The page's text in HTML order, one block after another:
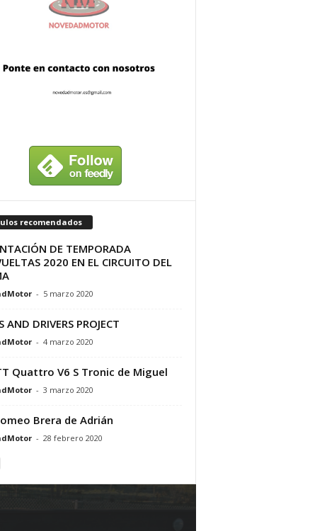
recomendados
DE TEMPORADA
2020 EN EL CIRCUITO DEL
- 5 marzo 2020
AND DRIVERS PROJECT
- 4 marzo 2020
Quattro V6 S Tronic de Miguel
- 3 marzo 2020
Brera de Adrián
- 28 febrero 2020